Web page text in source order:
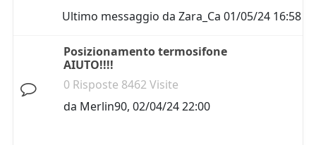
Ultimo messaggio da Zara_Ca 01/05/24 16:58
Posizionamento termosifone
AIUTO!!!!
0 Risposte 8462 Visite
da Merlin90, 02/04/24 22:00